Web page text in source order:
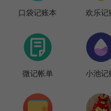
口袋记账本 欢乐记
微记帐单 小池记